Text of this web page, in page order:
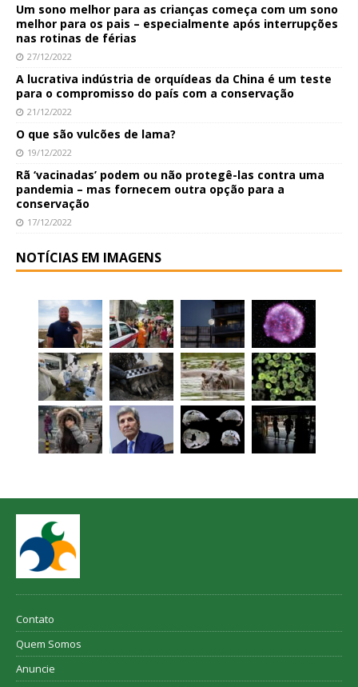
Um sono melhor para as crianças começa com um sono
melhor para os pais – especialmente após interrupções
nas rotinas de férias
27/12/2022
A lucrativa indústria de orquídeas da China é um teste
para o compromisso do país com a conservação
21/12/2022
O que são vulcões de lama?
19/12/2022
Rã ‘vacinadas’ podem ou não protegê-las contra uma
pandemia – mas fornecem outra opção para a
conservação
17/12/2022
NOTÍCIAS EM IMAGENS
Contato
Quem Somos
Anuncie